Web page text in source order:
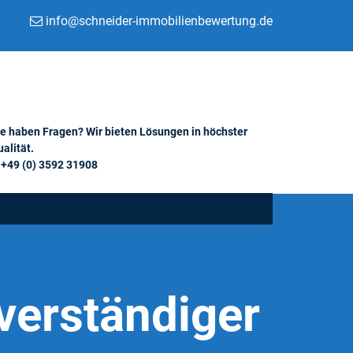
info@schneider-immobilienbewertung.de
haben Fragen? Wir bieten Lösungen in höchster
(0) 3592 31908